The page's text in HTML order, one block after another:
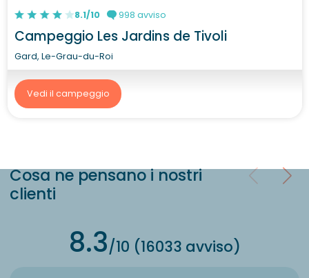
8.1/10 998 avviso
Campeggio Les Jardins de Tivoli
Gard, Le-Grau-du-Roi
Vedi il campeggio
Cosa ne pensano i nostri
clienti
8.3/10 (16033 avviso)